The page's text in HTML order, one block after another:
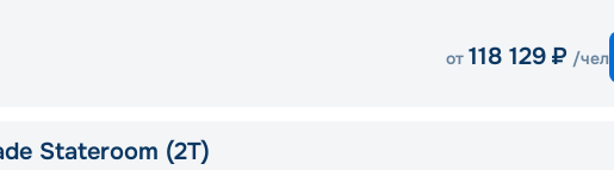
от 118 129 ₽ /чел
Stateroom (2T)